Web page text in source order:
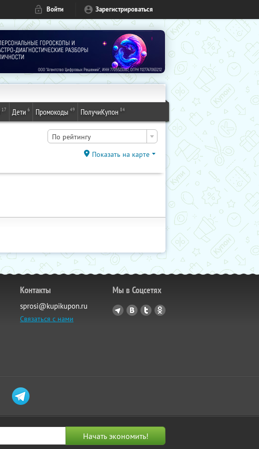
Войти Зарегистрироваться
17 Дети 6 Промокоды 49 ПолучиКупон 84
По рейтингу
Показать на карте
Контакты
sprosi@kupikupon.ru
Связаться с нами
Мы в Соцсетях